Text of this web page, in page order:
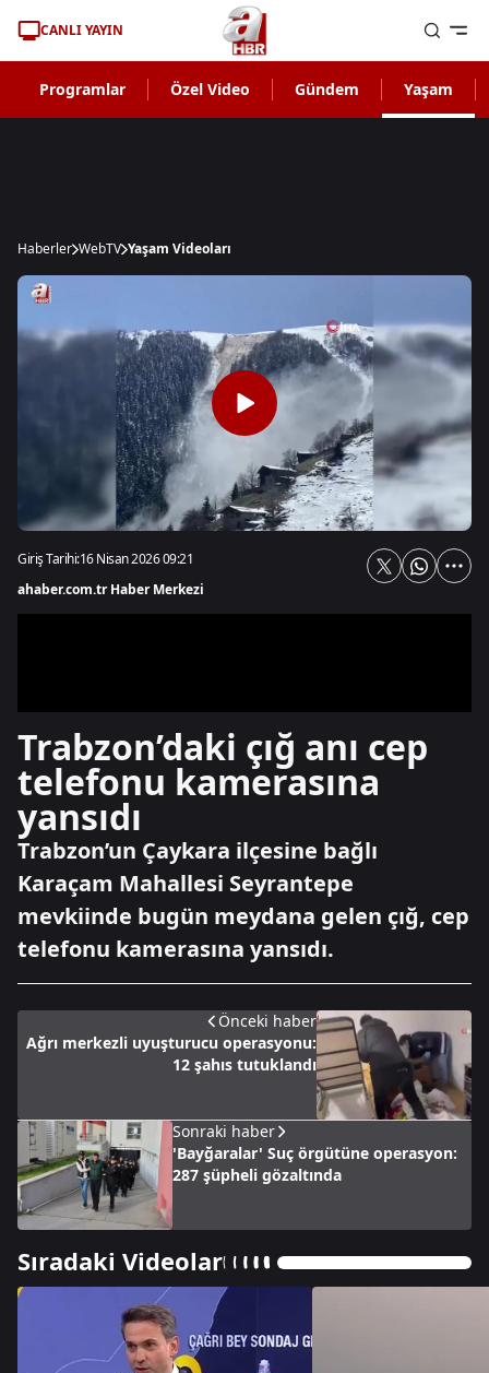
CANLI YAYIN
Programlar Özel Video Gündem Yaşam
Haberler WebTV Yaşam Videoları
Giriş Tarihi:16 Nisan 2026 09:21
ahaber.com.tr Haber Merkezi
Trabzon’daki çığ anı cep
telefonu kamerasına
yansıdı
Trabzon’un Çaykara ilçesine bağlı
Karaçam Mahallesi Seyrantepe
mevkiinde bugün meydana gelen çığ, cep
telefonu kamerasına yansıdı.
Önceki haber
Ağrı merkezli uyuşturucu operasyonu:
12 şahıs tutuklandı
Sonraki haber
'Bayğaralar' Suç örgütüne operasyon:
287 şüpheli gözaltında
Sıradaki Videolar